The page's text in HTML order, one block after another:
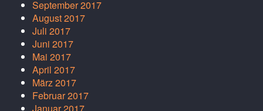
September 2017
August 2017
Juli 2017
Juni 2017
Mai 2017
April 2017
März 2017
Februar 2017